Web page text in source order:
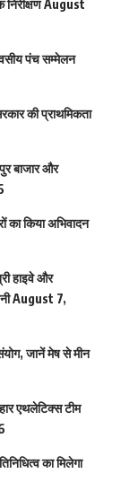
August
पंच सम्मेलन
की प्राथमिकता
बाजार और
का किया अभिवादन
हाइवे और
August 7,
जानें मेष से मीन
एथलेटिक्स टीम
का मिलेगा